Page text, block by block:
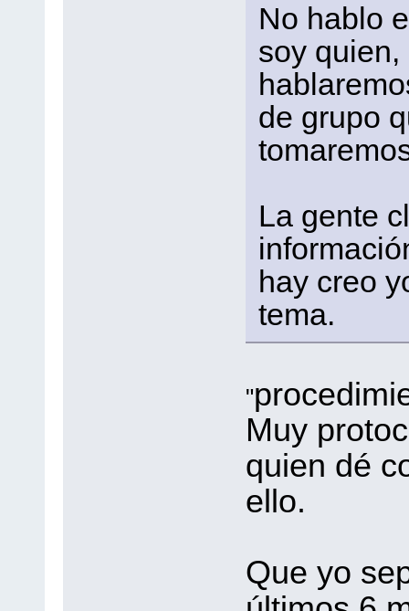
No hablo
soy
de grupo
La gente
hay creo
tema.
"
Muy
quien dé
ello.
Que yo